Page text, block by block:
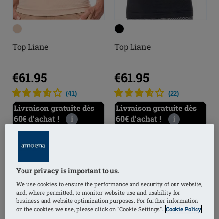
Top Liane
€61.95
(41)
Livraison gratuite dès
60€ d’achat !
i
Top Liane
€61.95
(22)
Livraison gratuite dès
60€ d’achat !
i
Your privacy is important to us.
We use cookies to ensure the performance and security of our website,
and, where permitted, to monitor website use and usability for
business and website optimization purposes. For further information
on the cookies we use, please click on "Cookie Settings". Cookie Policy